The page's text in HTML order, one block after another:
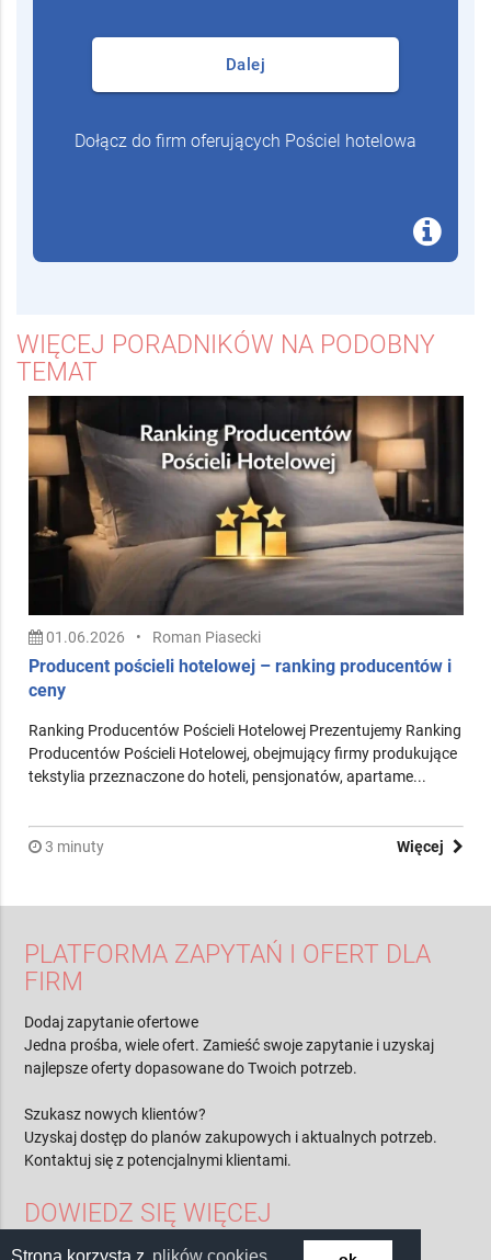
Strona korzysta z plików cookies
Dalej
WIĘCEJ PORADNIKÓW NA PODOBNY
TEMAT
01.06.2026 • Roman Piasecki
Producent pościeli hotelowej – ranking producentów i
Ranking Producentów Pościeli Hotelowej Prezentujemy Ranking
Producentów Pościeli Hotelowej, obejmujący firmy produkujące
PLATFORMA ZAPYTAŃ I OFERT DLA
Dodaj zapytanie ofertowe
Jedna prośba, wiele ofert. Zamieść swoje zapytanie i uzyskaj
Szukasz nowych klientów?
Uzyskaj dostęp do planów zakupowych i aktualnych potrzeb.
DOWIEDZ SIĘ WIĘCEJ